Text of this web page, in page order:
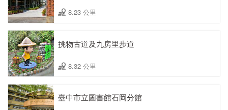
8.23 公里
挑物古道及九房里步道
8.32 公里
臺中市立圖書館石岡分館